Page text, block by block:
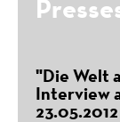
"Die Welt
Interview
23.05.2012